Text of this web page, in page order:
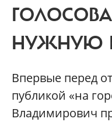
НУЖНУЮ
Впервые перед
публикой «на
Владимирович